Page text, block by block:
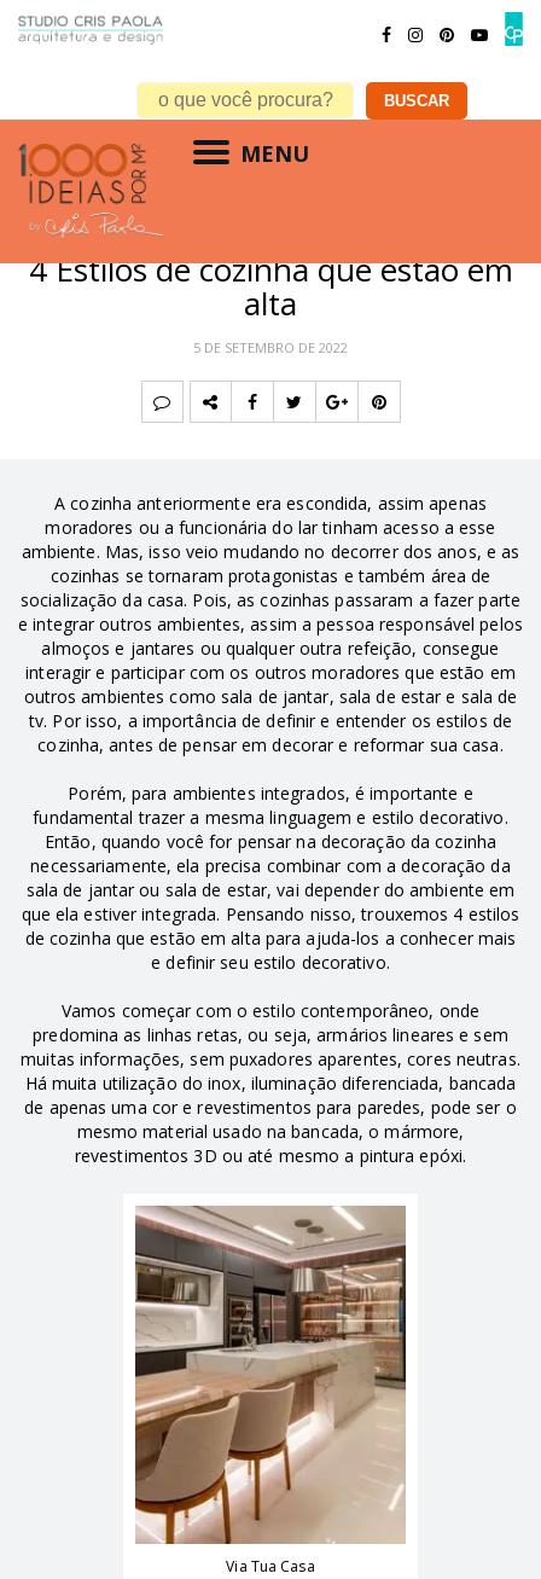
MENU
DECORAÇÃO
4 Estilos de cozinha que estão em
alta
5 DE SETEMBRO DE 2022
A cozinha anteriormente era escondida, assim apenas
moradores ou a funcionária do lar tinham acesso a esse
ambiente. Mas, isso veio mudando no decorrer dos anos, e as
cozinhas se tornaram protagonistas e também área de
socialização da casa. Pois, as cozinhas passaram a fazer parte
e integrar outros ambientes, assim a pessoa responsável pelos
almoços e jantares ou qualquer outra refeição, consegue
interagir e participar com os outros moradores que estão em
outros ambientes como sala de jantar, sala de estar e sala de
tv. Por isso, a importância de definir e entender os estilos de
cozinha, antes de pensar em decorar e reformar sua casa.
Porém, para ambientes integrados, é importante e
fundamental trazer a mesma linguagem e estilo decorativo.
Então, quando você for pensar na decoração da cozinha
necessariamente, ela precisa combinar com a decoração da
sala de jantar ou sala de estar, vai depender do ambiente em
que ela estiver integrada. Pensando nisso, trouxemos 4 estilos
de cozinha que estão em alta para ajuda-los a conhecer mais
e definir seu estilo decorativo.
Vamos começar com o estilo contemporâneo, onde
predomina as linhas retas, ou seja, armários lineares e sem
muitas informações, sem puxadores aparentes, cores neutras.
Há muita utilização do inox, iluminação diferenciada, bancada
de apenas uma cor e revestimentos para paredes, pode ser o
mesmo material usado na bancada, o mármore,
revestimentos 3D ou até mesmo a pintura epóxi.
Via Tua Casa